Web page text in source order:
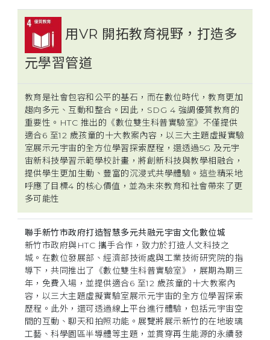
用VR 開拓教育視野，打造多
元學習管道
教育是社會包容和公平的基石，而在數位時代，教育更加
趨向多元、互動和整合。因此，SDG 4 強調優質教育的
重要性。HTC 推出的《數位雙生科普實驗室》不僅提供
適合6 至12 歲孩童的十大教案內容，以三大主題虛擬實驗
室展示元宇宙的全方位學習探索歷程，還透過5G 及元宇
宙新科技學習示範學校計畫，將創新科技與教學相融合，
提供學生更加生動、豐富的沉浸式共學體驗。這些精采地
呼應了目標4 的核心價值，並為未來教育和社會帶來了更
多可能性
聯手新竹市政府打造智慧多元共融元宇宙文化數位城
新竹市政府與HTC 攜手合作，致力於打造人文科技之
城。在數位發展部、經濟部技術處與工業技術研究院的指
導下，共同推出了《數位雙生科普實驗室》，展期為期三
年，免費入場，並提供適合6 至12 歲孩童的十大教案內
容，以三大主題虛擬實驗室展示元宇宙的全方位學習探索
歷程。此外，還可透過線上平台進行體驗，包括元宇宙空
間的互動、聊天和拍照功能。展覽將展示新竹的在地玻璃
工藝、科學園區半導體等主題，並貫穿再生能源的永續發